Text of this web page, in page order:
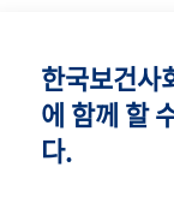
한국보건사
에 함께 할
다.